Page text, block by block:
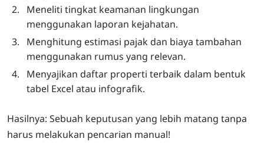
Meneliti tingkat keamanan lingkungan
menggunakan laporan kejahatan.
Menghitung estimasi pajak dan biaya tambahan
menggunakan rumus yang relevan.
Menyajikan daftar properti terbaik dalam bentuk
tabel Excel atau infografik.
Hasilnya: Sebuah keputusan yang lebih matang tanpa
harus melakukan pencarian manual!